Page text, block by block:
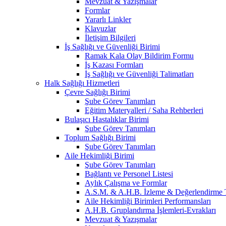
Formlar
Yararlı Linkler
Klavuzlar
İletişim Bilgileri
İş Sağlığı ve Güvenliği Birimi
Ramak Kala Olay Bildirim Formu
İş Kazası Formları
İş Sağlığı ve Güvenliği Talimatları
Halk Sağlığı Hizmetleri
Çevre Sağlığı Birimi
Şube Görev Tanımları
Eğitim Materyalleri / Saha Rehberleri
Bulaşıcı Hastalıklar Birimi
Şube Görev Tanımları
Toplum Sağlığı Birimi
Şube Görev Tanımları
Aile Hekimliği Birimi
Şube Görev Tanımları
Bağlantı ve Personel Listesi
Aylık Çalışma ve Formlar
A.S.M. & A.H.B. İzleme & Değerlendirme
Aile Hekimliği Birimleri Performansları
A.H.B. Gruplandırma İşlemleri-Evrakları
Mevzuat & Yazışmalar